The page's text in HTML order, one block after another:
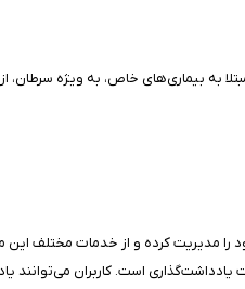
به بیماری‌های خاص، به ویژه
را مدیریت کرده و از خدمات مختلف
است. کاربران می‌توانند